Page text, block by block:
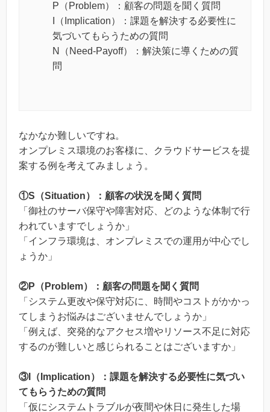
P（Problem）：顧客の問題を聞く質問
I（Implication）：課題を解決する必要性に
気づいてもらうための質問
N（Need-Payoff）：解決策に導くための質
問
なかなか難しいですね。
オンプレミス環境のお客様に、クラウドサービスを提
案する例を考えてみましょう。
①S（Situation）：顧客の状況を聞く質問
「御社のサーバ保守や障害対応、どのような体制で行
われていますでしょうか」
「インフラ環境は、オンプレミスでの運用が中心でし
ょうか」
②P（Problem）：顧客の問題を聞く質問
「システム更改や保守対応に、時間やコストがかかっ
てしまうお悩みはございませんでしょうか」
「例えば、突発的なアクセス増やリソース不足に対応
するのが難しいと感じられることはございますか」
③I（Implication）：課題を解決する必要性に気づい
てもらうための質問
「仮にシステムトラブルが夜間や休日に発生した場